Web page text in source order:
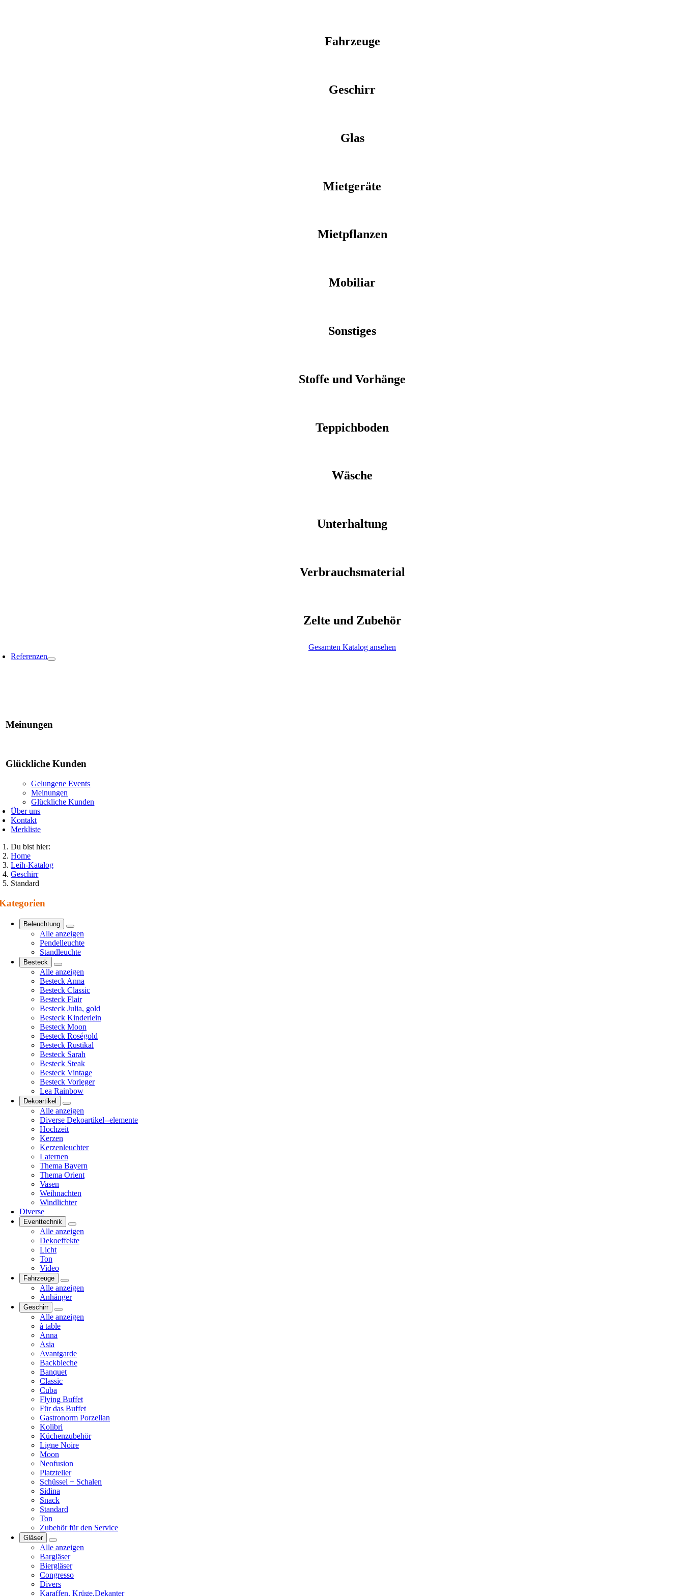
Fahrzeuge
Geschirr
Glas
Mietgeräte
Mietpflanzen
Mobiliar
Sonstiges
Stoffe und Vorhänge
Teppichboden
Wäsche
Unterhaltung
Verbrauchsmaterial
Zelte und Zubehör
Gesamten Katalog ansehen
Referenzen
Meinungen
Glückliche Kunden
Gelungene Events
Meinungen
Glückliche Kunden
Über uns
Kontakt
Merkliste
Du bist hier:
Home
Leih-Katalog
Geschirr
Standard
Beleuchtung
Alle anzeigen
Pendelleuchte
Standleuchte
Besteck
Alle anzeigen
Besteck Anna
Besteck Classic
Besteck Flair
Besteck Julia, gold
Besteck Kinderlein
Besteck Moon
Besteck Roségold
Besteck Rustikal
Besteck Sarah
Besteck Steak
Besteck Vintage
Besteck Vorleger
Lea Rainbow
Dekoartikel
Alle anzeigen
Diverse Dekoartikel--elemente
Hochzeit
Kerzen
Kerzenleuchter
Laternen
Thema Bayern
Thema Orient
Vasen
Weihnachten
Windlichter
Diverse
Eventtechnik
Alle anzeigen
Dekoeffekte
Licht
Ton
Video
Fahrzeuge
Alle anzeigen
Anhänger
Geschirr
Alle anzeigen
à table
Anna
Asia
Avantgarde
Backbleche
Banquet
Classic
Cuba
Flying Buffet
Für das Buffet
Gastronorm Porzellan
Kolibri
Küchenzubehör
Ligne Noire
Moon
Neofusion
Platzteller
Schüssel + Schalen
Sidina
Snack
Standard
Ton
Zubehör für den Service
Gläser
Alle anzeigen
Bargläser
Biergläser
Congresso
Divers
Karaffen, Krüge,Dekanter